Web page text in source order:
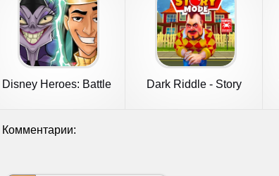
Disney Heroes: Battle
Dark Riddle - Story
Комментарии: